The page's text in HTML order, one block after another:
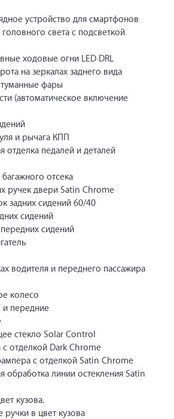
устройство для смартфонов
света с подсветкой
ходовые огни LED DRL
на зеркалах заднего вида
фары
(автоматическое включение
и рычага КПП
отделка педалей и деталей
отсека
ручек двери Satin Chrome
задних сидений 60/40
сидений
сидений
водителя и переднего пассажира
колесо
и передние
стекло Solar Control
с отделкой Dark Chrome
с отделкой Satin Chrome
обработка линии остекления Satin
кузова.
в цвет кузова